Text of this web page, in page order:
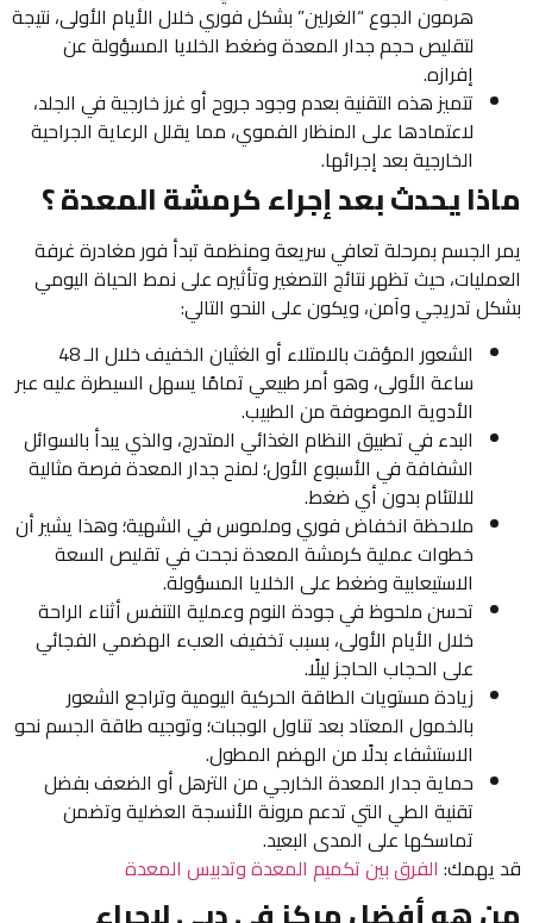
هرمون الجوع “الغرلين” بشكل فوري خلال الأيام الأولى، نتيجة
لتقليص حجم جدار المعدة وضغط الخلايا المسؤولة عن
إفرازه.
تتميز هذه التقنية بعدم وجود جروح أو غرز خارجية في الجلد،
لاعتمادها على المنظار الفموي، مما يقلل الرعاية الجراحية
الخارجية بعد إجرائها.
ماذا يحدث بعد إجراء كرمشة المعدة ؟
يمر الجسم بمرحلة تعافي سريعة ومنظمة تبدأ فور مغادرة غرفة
العمليات، حيث تظهر نتائج التصغير وتأثيره على نمط الحياة اليومي
بشكل تدريجي وآمن، ويكون على النحو التالي:
الشعور المؤقت بالامتلاء أو الغثيان الخفيف خلال الـ 48
ساعة الأولى، وهو أمر طبيعي تمامًا يسهل السيطرة عليه عبر
الأدوية الموصوفة من الطبيب.
البدء في تطبيق النظام الغذائي المتدرج، والذي يبدأ بالسوائل
الشفافة في الأسبوع الأول؛ لمنح جدار المعدة فرصة مثالية
للالتئام بدون أي ضغط.
ملاحظة انخفاض فوري وملموس في الشهية؛ وهذا يشير أن
خطوات عملية كرمشة المعدة نجحت في تقليص السعة
الاستيعابية وضغط على الخلايا المسؤولة.
تحسن ملحوظ في جودة النوم وعملية التنفس أثناء الراحة
خلال الأيام الأولى، بسبب تخفيف العبء الهضمي الفجائي
على الحجاب الحاجز ليلًا.
زيادة مستويات الطاقة الحركية اليومية وتراجع الشعور
بالخمول المعتاد بعد تناول الوجبات؛ وتوجيه طاقة الجسم نحو
الاستشفاء بدلًا من الهضم المطول.
حماية جدار المعدة الخارجي من الترهل أو الضعف بفضل
تقنية الطي التي تدعم مرونة الأنسجة العضلية وتضمن
تماسكها على المدى البعيد.
قد يهمك: الفرق بين تكميم المعدة وتدبيس المعدة